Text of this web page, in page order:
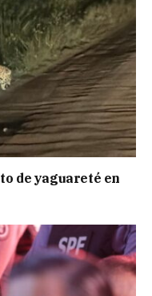
de yaguareté en